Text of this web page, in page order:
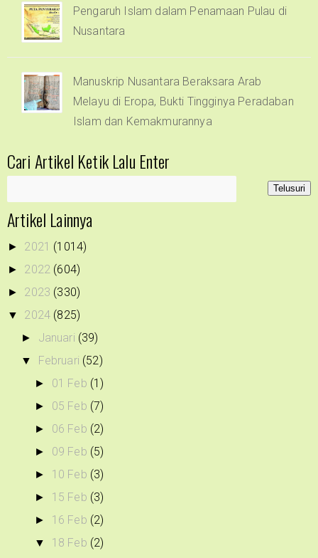
Pengaruh Islam dalam Penamaan Pulau di
Nusantara
Manuskrip Nusantara Beraksara Arab
Melayu di Eropa, Bukti Tingginya Peradaban
Islam dan Kemakmurannya
Cari Artikel Ketik Lalu Enter
Artikel Lainnya
► 2021 (1014)
► 2022 (604)
► 2023 (330)
▼ 2024 (825)
► Januari (39)
▼ Februari (52)
► 01 Feb (1)
► 05 Feb (7)
► 06 Feb (2)
► 09 Feb (5)
► 10 Feb (3)
► 15 Feb (3)
► 16 Feb (2)
▼ 18 Feb (2)